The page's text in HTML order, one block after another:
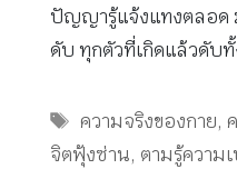
ปัญญารู้แจ้งแทงตลอด
ดับ ทุกตัวที่เกิดแล้วดับ
Tags
ความจริงของกาย,
จิตฟุ้งซ่าน, ตามรู้ความ